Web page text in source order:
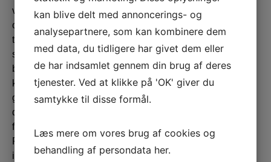
virkeligheden
og lærer de
tricks,
svindlere
bruger, så du
kan
gennemskue
dem, før det er
for sent.
Foredraget
inddrager
kan blive delt med annoncerings- og
analysepartnere, som kan kombinere dem
med data, du tidligere har givet dem eller
de har indsamlet gennem din brug af deres
tjenester. Ved at klikke på 'OK' giver du
samtykke til disse formål.
Læs mere om vores brug af cookies og
behandling af persondata her.